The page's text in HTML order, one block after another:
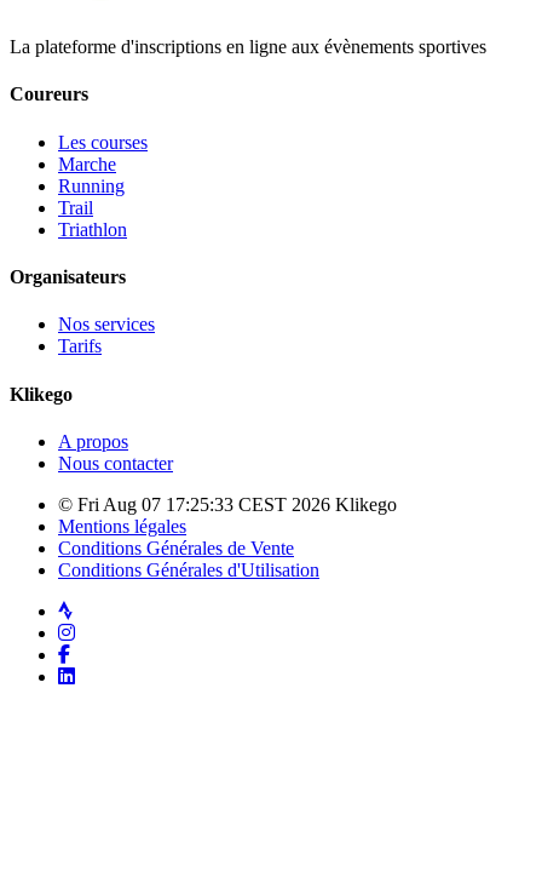
La plateforme d'inscriptions en ligne aux évènements sportives
Coureurs
Les courses
Marche
Running
Trail
Triathlon
Organisateurs
Nos services
Tarifs
Klikego
A propos
Nous contacter
© Fri Aug 07 17:25:33 CEST 2026 Klikego
Mentions légales
Conditions Générales de Vente
Conditions Générales d'Utilisation
Strava
Instagram
Facebook
LinkedIn